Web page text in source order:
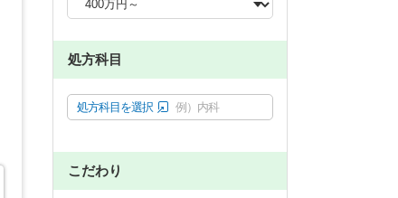
処方科目
処方科目を選択 例）内科
こだわり